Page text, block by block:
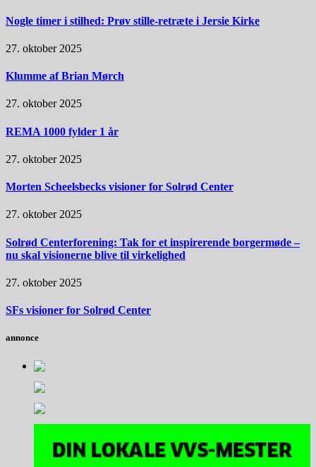
Nogle timer i stilhed: Prøv stille-retræte i Jersie Kirke
27. oktober 2025
Klumme af Brian Mørch
27. oktober 2025
REMA 1000 fylder 1 år
27. oktober 2025
Morten Scheelsbecks visioner for Solrød Center
27. oktober 2025
Solrød Centerforening: Tak for et inspirerende borgermøde –
nu skal visionerne blive til virkelighed
27. oktober 2025
SFs visioner for Solrød Center
annonce